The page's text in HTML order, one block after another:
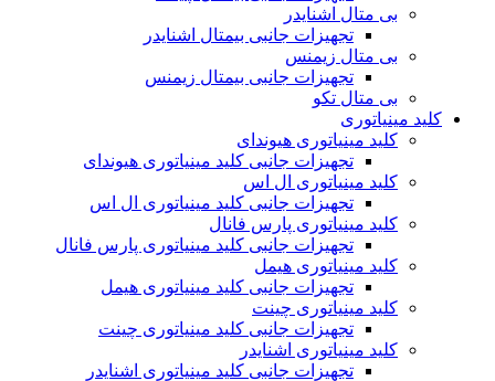
بی متال اشنایدر
تجهیزات جانبی بیمتال اشنایدر
بی متال زیمنس
تجهیزات جانبی بیمتال زیمنس
بی متال تکو
کلید مینیاتوری
کلید مینیاتوری هیوندای
تجهیزات جانبی کلید مینیاتوری هیوندای
کلید مینیاتوری ال اس
تجهیزات جانبی کلید مینیاتوری ال اس
کلید مینیاتوری پارس فانال
تجهیزات جانبی کلید مینیاتوری پارس فانال
کلید مینیاتوری هیمل
تجهیزات جانبی کلید مینیاتوری هیمل
کلید مینیاتوری چینت
تجهیزات جانبی کلید مینیاتوری چینت
کلید مینیاتوری اشنایدر
تجهیزات جانبی کلید مینیاتوری اشنایدر